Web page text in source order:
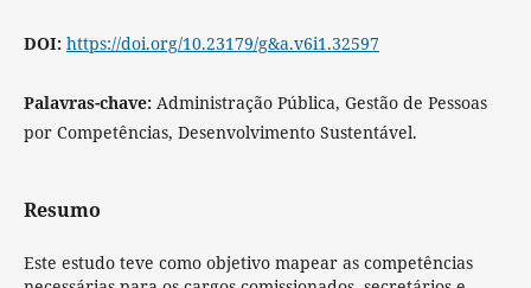
DOI: https://doi.org/10.23179/g&a.v6i1.32597
Palavras-chave: Administração Pública, Gestão de Pessoas
por Competências, Desenvolvimento Sustentável.
Resumo
Este estudo teve como objetivo mapear as competências